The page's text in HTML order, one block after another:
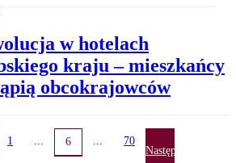
w hotelach
kraju – mieszkańcy
obcokrajowców
1 ... 6 ... 70
Następna